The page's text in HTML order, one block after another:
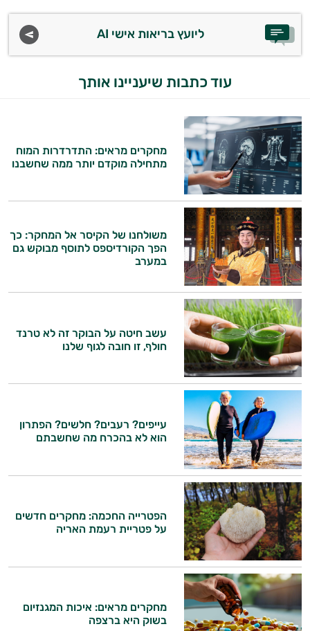
ליועץ בריאות אישי AI
עוד כתבות שיעניינו אותך
מחקרים מראים: התדרדרות המוח
מתחילה מוקדם יותר ממה שחשבנו
משולחנו של הקיסר אל המחקר: כך
הפך הקורדיספס לתוסף מבוקש גם
במערב
עשב חיטה על הבוקר זה לא טרנד
חולף, זו חובה לגוף שלנו
עייפים? רעבים? חלשים? הפתרון
הוא לא בהכרח מה שחשבתם
הפטרייה החכמה: מחקרים חדשים
על פטריית רעמת האריה
מחקרים מראים: איכות המגנזיום
בשוק היא ברצפה